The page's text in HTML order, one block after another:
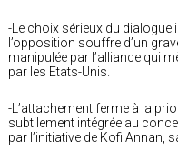
-Le choix sérieux du dialogue
l’opposition souffre d’un
manipulée par l’alliance qui
par les Etats-Unis.
-L’attachement ferme à la
subtilement intégrée au
par l’initiative de Kofi Annan,